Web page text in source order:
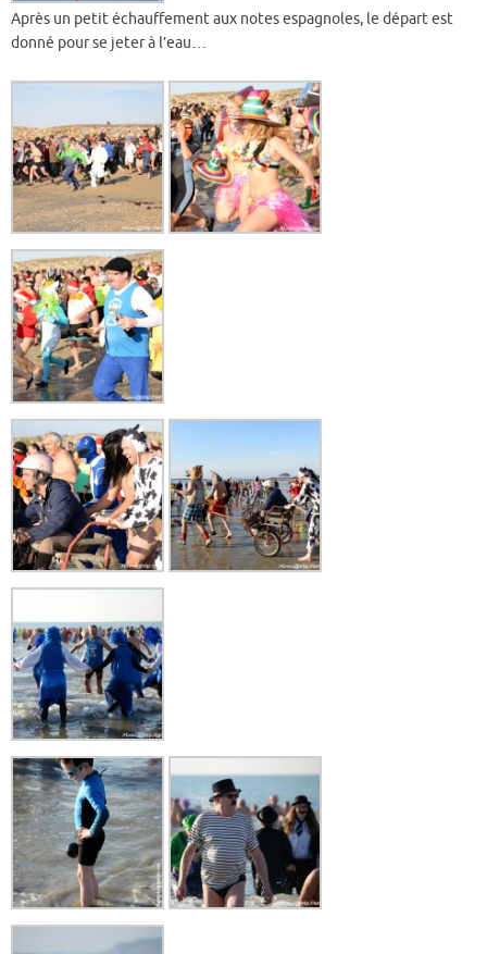
Après un petit échauffement aux notes espagnoles, le départ est
donné pour se jeter à l’eau…